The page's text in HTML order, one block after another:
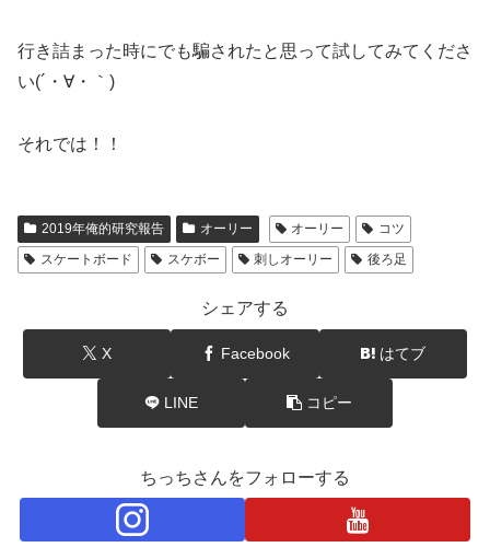
行き詰まった時にでも騙されたと思って試してみてくださ
い(´・∀・｀)
それでは！！
2019年俺的研究報告 オーリー オーリー
コツ
スケートボード
スケボー 刺しオーリー 後ろ足
シェアする
X Facebook はてブ
LINE コピー
ちっちさんをフォローする